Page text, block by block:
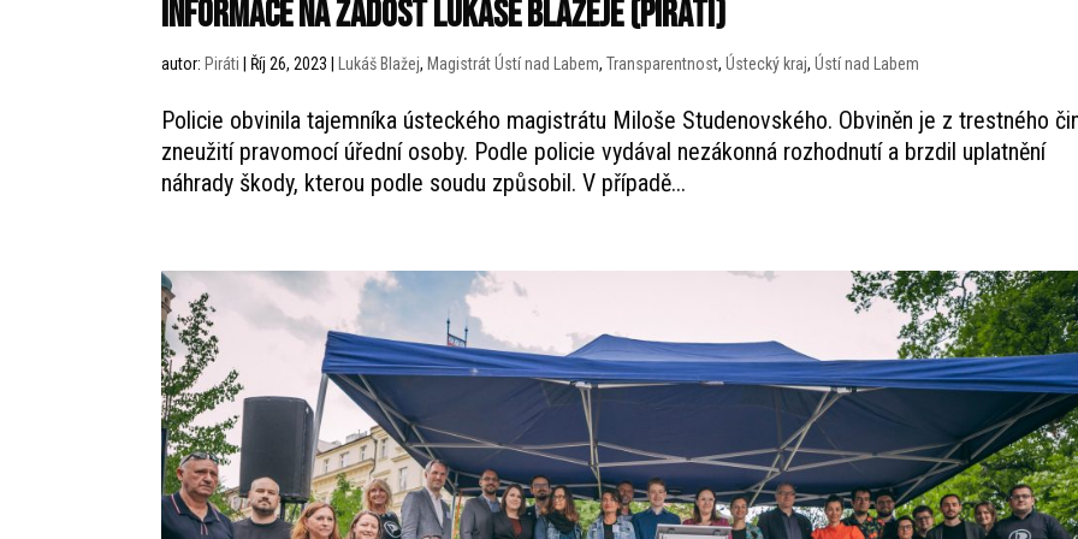
informace na žádost Lukáše Blažeje (Piráti)
autor: Piráti Říj 26, 2023 Lukáš Blažej, Magistrát Ústí nad Labem,Transparentnost,Ústecký kraj,Ústí nad Labem
Policie obvinila tajemníka ústeckého magistrátu Miloše Studenovského. Obviněn je z trestného
zneužití pravomocí úřední osoby. Podle policie vydával nezákonná rozhodnutí a brzdil uplatnění
náhrady škody, kterou podle soudu způsobil. V případě...